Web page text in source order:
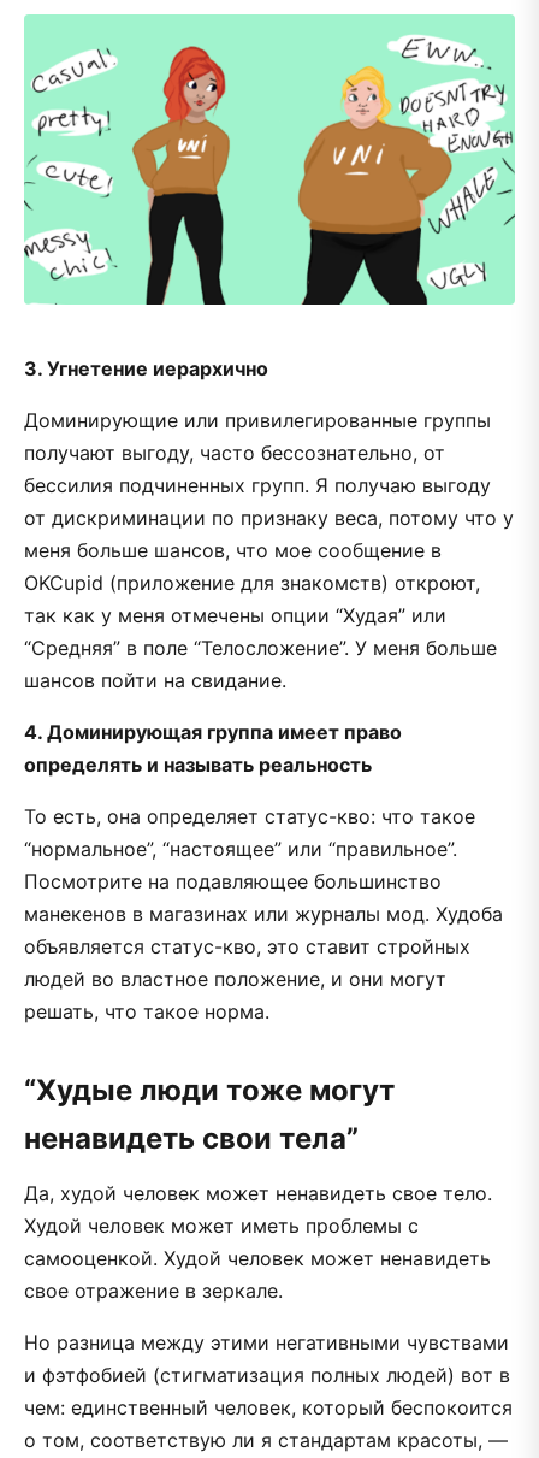
3. Угнетение иерархично
Доминирующие или привилегированные группы
получают выгоду, часто бессознательно, от
бессилия подчиненных групп. Я получаю выгоду
от дискриминации по признаку веса, потому что у
меня больше шансов, что мое сообщение в
OKCupid (приложение для знакомств) откроют,
так как у меня отмечены опции “Худая” или
“Средняя” в поле “Телосложение”. У меня больше
шансов пойти на свидание.
4. Доминирующая группа имеет право
определять и называть реальность
То есть, она определяет статус-кво: что такое
“нормальное”, “настоящее” или “правильное”.
Посмотрите на подавляющее большинство
манекенов в магазинах или журналы мод. Худоба
объявляется статус-кво, это ставит стройных
людей во властное положение, и они могут
решать, что такое норма.
“Худые люди тоже могут
ненавидеть свои тела”
Да, худой человек может ненавидеть свое тело.
Худой человек может иметь проблемы с
самооценкой. Худой человек может ненавидеть
свое отражение в зеркале.
Но разница между этими негативными чувствами
и фэтфобией (стигматизация полных людей) вот в
чем: единственный человек, который беспокоится
о том, соответствую ли я стандартам красоты, —